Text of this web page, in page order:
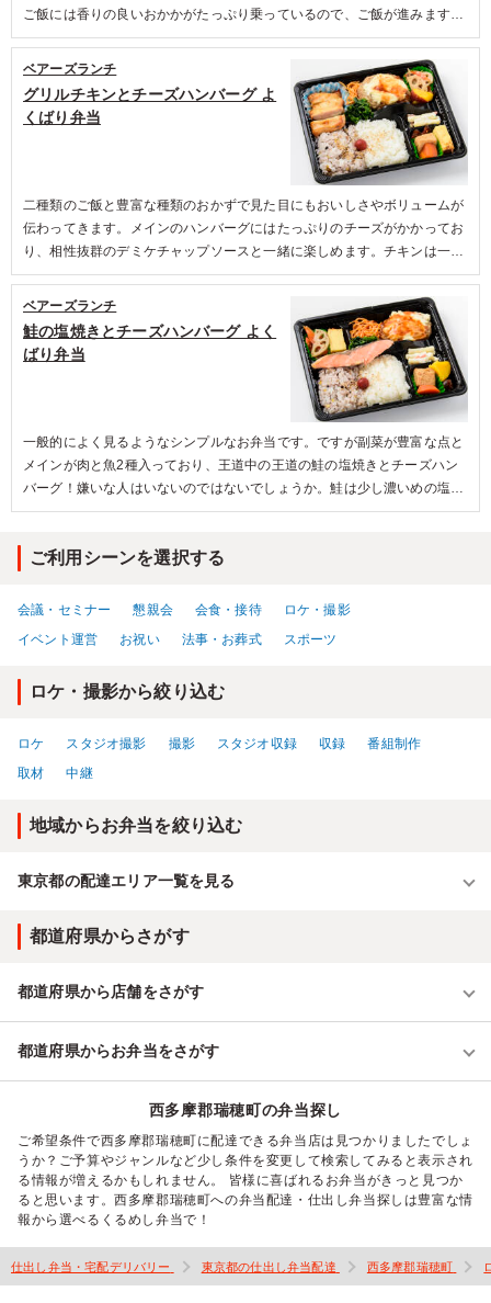
ご飯には香りの良いおかかがたっぷり乗っているので、ご飯が進みます。
紅生姜のさつま揚げが丁度よい酸味があり、箸休めにもおかずにも◎他に
もちくわの磯部揚げ、玉子焼きと定番おかずが入っているのが嬉しいポイ
ントでした。
グリルチキンとチーズハンバーグ よ
くばり弁当
ベアーズランチ
二種類のご飯と豊富な種類のおかずで見た目にもおいしさやボリュームが
伝わってきます。メインのハンバーグにはたっぷりのチーズがかかってお
り、相性抜群のデミケチャップソースと一緒に楽しめます。チキンは一口
サイズで食べやすく、どなたでも楽しめる優しい味わいになっています。
付け合わせのかぼちゃの甘露煮は甘すぎない味付けでご飯のおかずとして
も、箸休めにも相性抜群です。ほかにもきんぴらやホウレン草のおひた
し、マカロニや卵焼きなど食べ飽きないラインナップで満足感バッチリで
す。
鮭の塩焼きとチーズハンバーグ よく
ばり弁当
ベアーズランチ
一般的によく見るようなシンプルなお弁当です。ですが副菜が豊富な点と
メインが肉と魚2種入っており、王道中の王道の鮭の塩焼きとチーズハン
バーグ！嫌いな人はいないのではないでしょうか。鮭は少し濃いめの塩加
減でご飯がとても進みます。ペロっとたいらげてしまいましたがおなかは
ご利用シーンを選択する
会議・セミナー 懇親会 会食・接待
ロケ・撮影
イベント運営
お祝い 法事・お葬式 スポーツ
ロケ・撮影から絞り込む
ロケ スタジオ撮影 撮影 スタジオ収録 収録
番組制作
取材
中継
地域からお弁当を絞り込む
東京都の配達エリア一覧を見る
都道府県からさがす
都道府県から店舗をさがす
都道府県からお弁当をさがす
西多摩郡瑞穂町の弁当探し
ご希望条件で西多摩郡瑞穂町に配達できる弁当店は見つかりましたでしょ
うか？ご予算やジャンルなど少し条件を変更して検索してみると表示され
る情報が増えるかもしれません。 皆様に喜ばれるお弁当がきっと見つか
ると思います。西多摩郡瑞穂町への弁当配達・仕出し弁当探しは豊富な情
報から選べるくるめし弁当で！
仕出し弁当・宅配デリバリー 東京都の仕出し弁当配達 西多摩郡瑞穂町